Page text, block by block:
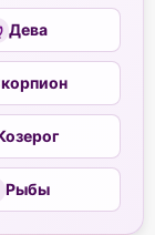
Дева
Рыбы